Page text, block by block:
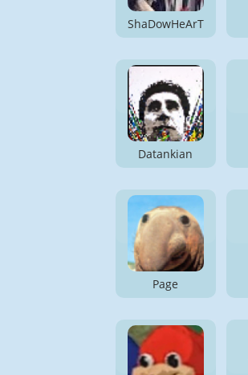
ShaDowHeArT
Datankian
Page